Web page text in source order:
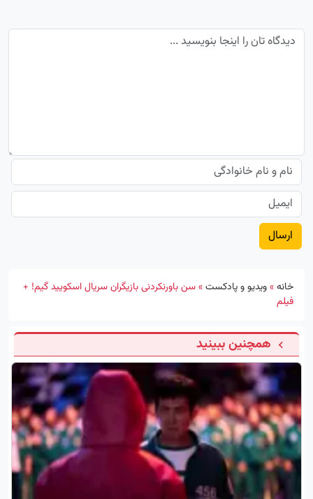
خانه»ویدیو و پادکست»سن باورنکردنی بازیگران سریال اسکویید گیم! +
فیلم
همچنین ببینید